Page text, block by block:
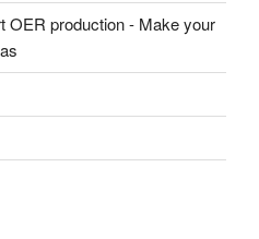
OER production - Make your